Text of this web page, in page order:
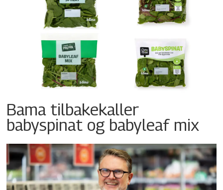
Bama tilbakekaller
babyspinat og babyleaf mix